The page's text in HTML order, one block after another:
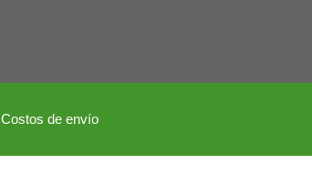
Costos de envío